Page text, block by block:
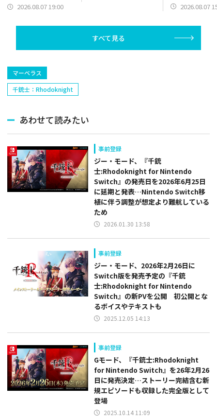
ン）】篇をポスト
2026.08.07 19:00
【野手】新登
塁手)、持丸泰
捕手)など
2026.08.07
すべて見る
マーベラス
千銃士：Rhodoknight
あわせて読みたい
事前登録
ジー・モード、『千銃
士:Rhodoknight for Nintendo
Switch』の発売日を2026年6月25日
に延期と発表…Nintendo Switch移
植に伴う調整が想定より難航している
ため
2026.01.30 13:58
事前登録
ジー・モード、2026年2月26日に
Switch版を発売予定の『千銃
士:Rhodoknight for Nintendo
Switch』の新PVを公開 初公開とな
るボイスやテキストも
2025.12.05 14:13
事前登録
Gモード、『千銃士:Rhodoknight
for Nintendo Switch』を26年2月26
日に発売決定…ストーリー完結含む新
規エピソードも収録した完全版として
登場
2025.10.14 11:09